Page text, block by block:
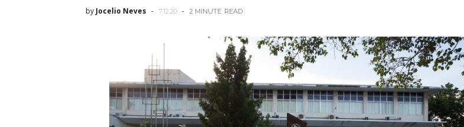
by Jocelio Neves 7.12.20 2 MINUTE READ